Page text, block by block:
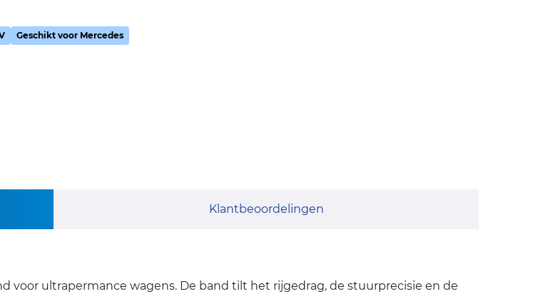
Geschikt voor Mercedes
Klantbeoordelingen
voor ultrapermance wagens. De band tilt het rijgedrag, de stuurprecisie en de